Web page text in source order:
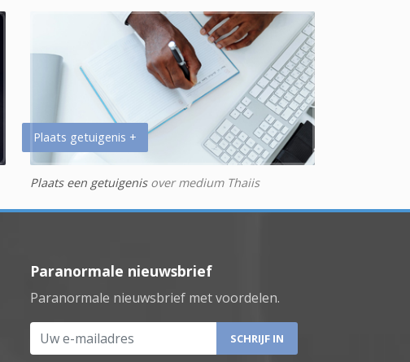
Plaats getuigenis +
Plaats een getuigenisover medium Thaiis
Paranormale nieuwsbrief
Paranormale nieuwsbrief met voordelen.
Uw e-mailadres